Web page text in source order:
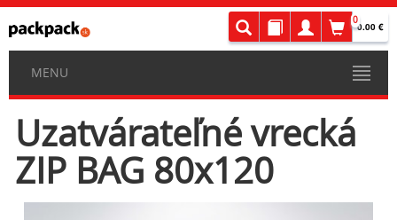
0
0.00 €
MENU
Uzatvárateľné vrecká
ZIP BAG 80x120